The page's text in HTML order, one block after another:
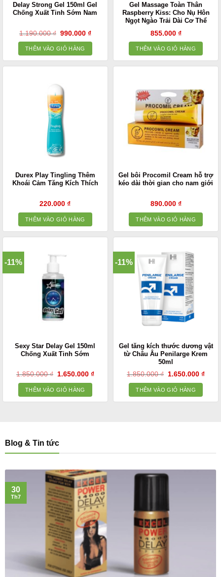
Delay Strong Gel 150ml Gel
Chống Xuất Tinh Sớm Nam
1.190.000₫ Giá
là:
1.190.000 ₫.
990.000 ₫Giá
tại
990.000 ₫.
THÊM VÀO GIỎ HÀNG
Gel Massage Toàn Thân
Raspberry Kiss: Cho Nụ Hôn
Ngọt Ngào Trải Dài Cơ Thể
855.000 ₫
THÊM VÀO GIỎ HÀNG
Durex Play Tingling Thêm
Khoái Cảm Tăng Kích Thích
220.000₫
THÊM VÀO GIỎ HÀNG
Gel bôi Procomil Cream hỗ trợ
kéo dài thời gian cho nam giới
890.000 ₫
THÊM VÀO GIỎ HÀNG
-11%
Sexy Star Delay Gel 150ml
Chống Xuất Tinh Sớm
1.850.000₫
Giá
là:
1.850.000 ₫.
1.650.000 ₫Giá
1.650.000 ₫.
THÊM VÀO GIỎ HÀNG
-11%
Gel tăng kích thước dương vật
từ Châu Âu Penilarge Krem
50ml
1.850.000₫ Giá
là:
1.850.000 ₫.
1.650.000₫Giá
THÊM VÀO GIỎ HÀNG
Blog & Tin tức
30
Th7